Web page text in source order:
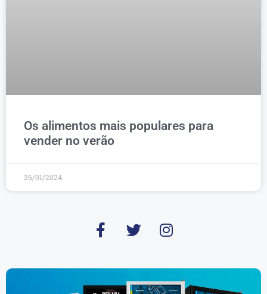
Os alimentos mais populares para
vender no verão
26/01/2024